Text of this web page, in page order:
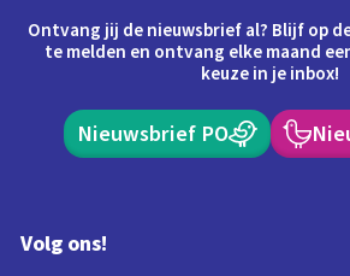
Ontvang jij de nieuwsbrief al? Blijf op
te melden en ontvang elke maand
keuze in je inbox!
Nieuwsbrief PO
Volg ons!